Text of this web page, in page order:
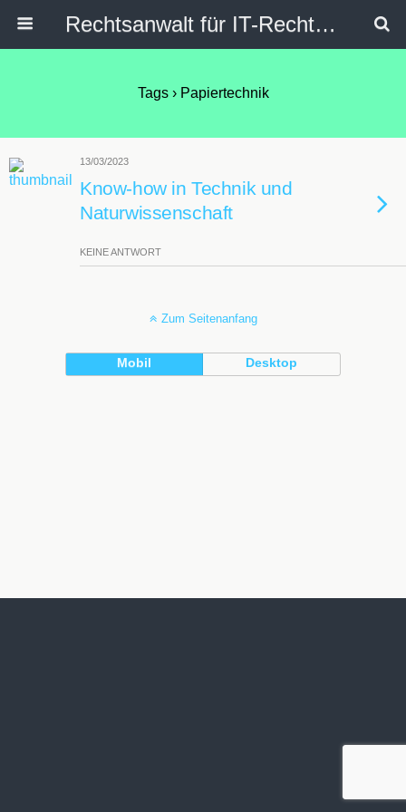
Rechtsanwalt für IT-Recht, Internetrecht, Datenschutz & Social Media
Tags › Papiertechnik
13/03/2023
Know-how in Technik und
Naturwissenschaft
KEINE ANTWORT
Zum Seitenanfang
Mobil Desktop